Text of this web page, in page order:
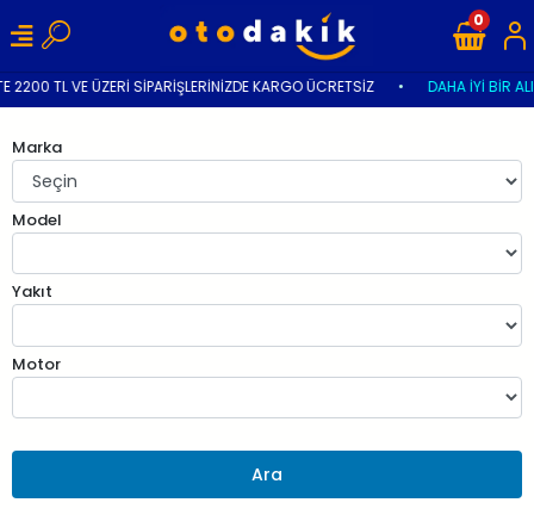
2200 TL VE ÜZERİ SİPARİŞLERİNİZDE KARGO ÜCRETSİZ DAHA İYİ BİR
0
Marka
Model
Yakıt
Motor
Ara